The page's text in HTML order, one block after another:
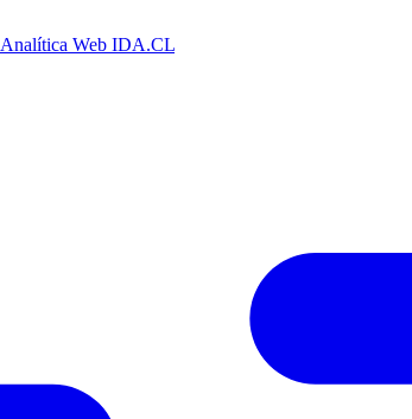
Analítica Web IDA.CL